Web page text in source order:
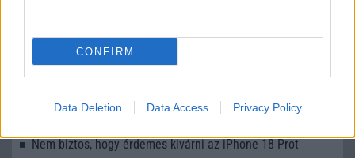
CONFIRM
Data Deletion Data Access Privacy Policy
Az Android rejtett automatizmusai: hat funkció, amely
Ez a rejtett Samsung funkció teljesen megváltoztatja a
mobilhasználatot – sokan mégsem tudnak róla
Nem biztos, hogy érdemes kivárni az iPhone 18 Prot